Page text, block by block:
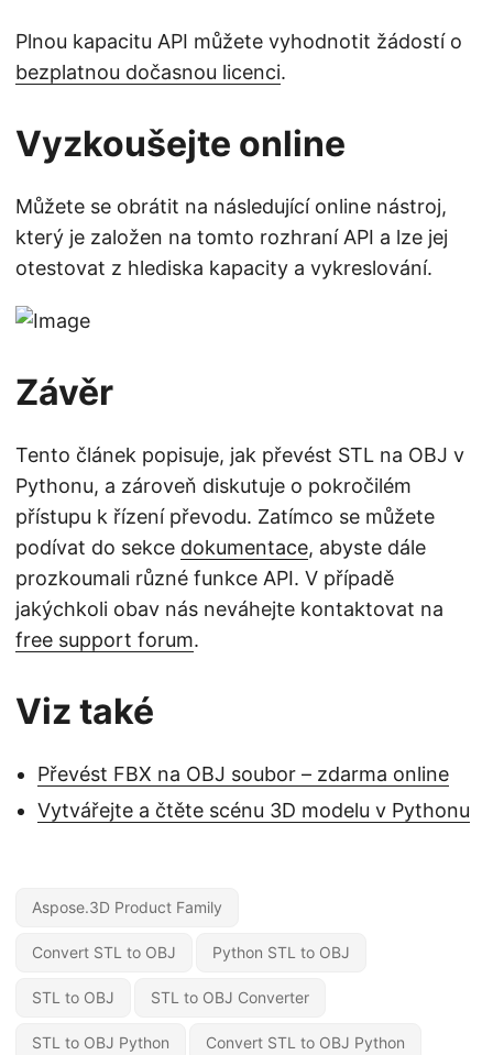
Plnou kapacitu API můžete vyhodnotit žádostí o
bezplatnou dočasnou licenci.
Vyzkoušejte online
Můžete se obrátit na následující online nástroj,
který je založen na tomto rozhraní API a lze jej
otestovat z hlediska kapacity a vykreslování.
Závěr
Tento článek popisuje, jak převést STL na OBJ v
Pythonu, a zároveň diskutuje o pokročilém
přístupu k řízení převodu. Zatímco se můžete
podívat do sekce dokumentace, abyste dále
prozkoumali různé funkce API. V případě
jakýchkoli obav nás neváhejte kontaktovat na
free support forum.
Viz také
Převést FBX na OBJ soubor – zdarma online
Vytvářejte a čtěte scénu 3D modelu v Pythonu
Aspose.3D Product Family
Convert STL to OBJ Python STL to OBJ
STL to OBJ STL to OBJ Converter
STL to OBJ Python Convert STL to OBJ Python